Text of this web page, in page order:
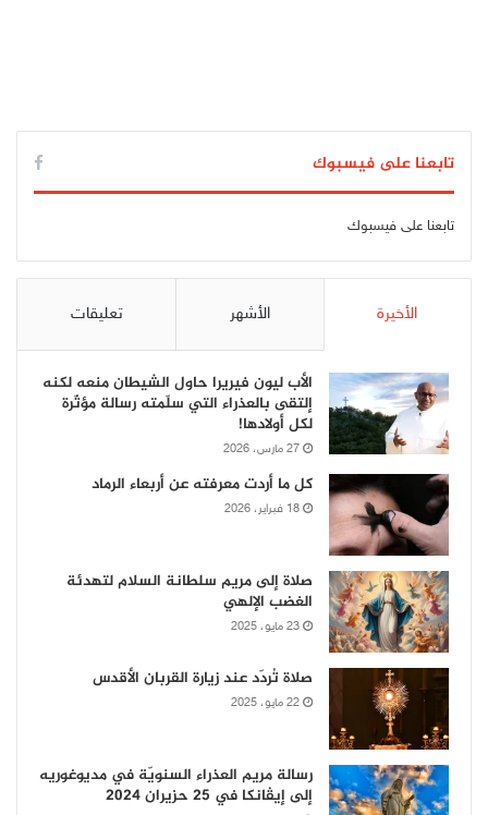
تابعنا على فيسبوك
تابعنا على فيسبوك
الأخيرة الأشهر تعليقات
الأب ليون فيريرا حاول الشيطان منعه لكنه
إلتقى بالعذراء التي سلّمته رسالة مؤثّرة
لكل أولادها!
27 مارس، 2026
كل ما أردت معرفته عن أربعاء الرماد
18 فبراير، 2026
صلاة إلى مريم سلطانة السلام لتهدئة
الغضب الإلهي
23 مايو، 2025
صلاة تُردّد عند زيارة القربان الأقدس
22 مايو، 2025
رسالة مريم العذراء السنويّة في مديوغوريه
إلى إيڤانكا في 25 حزيران 2024